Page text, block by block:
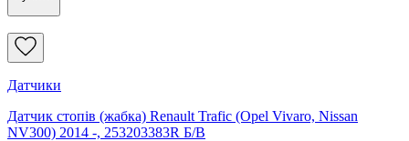
Датчики
Датчик стопів (жабка) Renault Trafic (Opel Vivaro, Nissan
NV300) 2014 -, 253203383R Б/В